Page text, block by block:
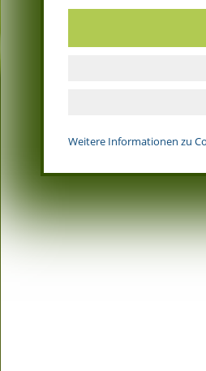
Weitere Informationen zu